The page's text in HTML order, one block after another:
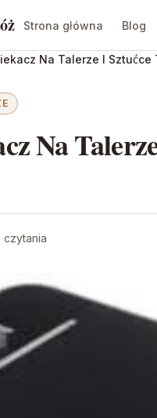
Strona główna Blog
Na Talerze I Sztućce
Na
czytania